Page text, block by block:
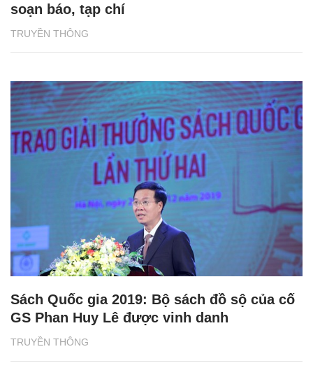
TRUYỀN THÔNG
soạn báo, tạp chí
TRUYỀN THÔNG
Sách Quốc gia 2019: Bộ sách đồ sộ của cố
GS Phan Huy Lê được vinh danh